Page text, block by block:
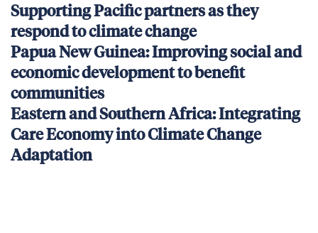
Supporting Pacific partners as they
respond to climate change
Papua New Guinea: Improving social and
economic development to benefit
communities
Eastern and Southern Africa: Integrating
Care Economy into Climate Change
Adaptation